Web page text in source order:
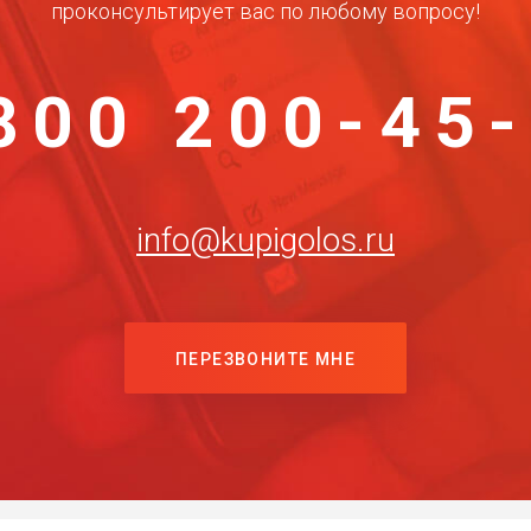
проконсультирует вас по любому вопросу!
200-
info@kupigolos.ru
ПЕРЕЗВОНИТЕ МНЕ